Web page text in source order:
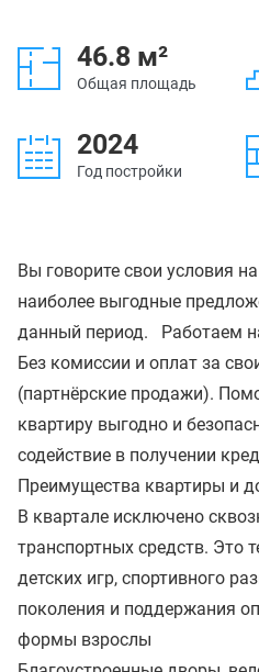
46.8 м²
Общая площадь
2024
Год постройки
Вы говорите свои условия
наиболее выгодные
данный период. Работаем
Без комиссии и оплат за
(партнёрские продажи).
квартиру выгодно и
содействие в получении
Преимущества квартиры и
В квартале исключено
транспортных средств. Это
детских игр, спортивного
поколения и поддержания
формы взрослы